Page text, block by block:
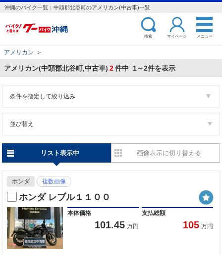
沖縄のバイク一覧：中頭郡北谷町のアメリカン(中古車)一覧
検索 マイページ メニュー
アメリカン ＞
アメリカン(中頭郡北谷町,中古車) 2件中 1～2件を表示
条件を指定して絞り込み
並び替え
リスト表示中 画像表示に切り替える
ホンダ 複数画像
ホンダ レブル１１００
本体価格
101.45 万円
支払総額
105 万円